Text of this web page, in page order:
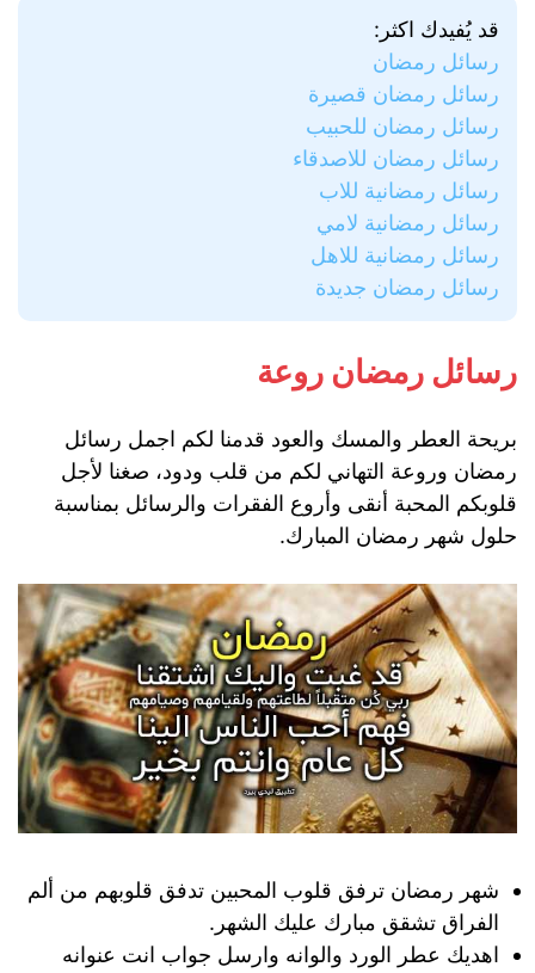
قد يُفيدك اكثر:
رسائل رمضان
رسائل رمضان قصيرة
رسائل رمضان للحبيب
رسائل رمضان للاصدقاء
رسائل رمضانية للاب
رسائل رمضانية لامي
رسائل رمضانية للاهل
رسائل رمضان جديدة
رسائل رمضان روعة
بريحة العطر والمسك والعود قدمنا لكم اجمل رسائل
رمضان وروعة التهاني لكم من قلب ودود، صغنا لأجل
قلوبكم المحبة أنقى وأروع الفقرات والرسائل بمناسبة
حلول شهر رمضان المبارك.
شهر رمضان ترفق قلوب المحبين تدفق قلوبهم من ألم
الفراق تشقق مبارك عليك الشهر.
اهديك عطر الورد والوانه وارسل جواب انت عنوانه